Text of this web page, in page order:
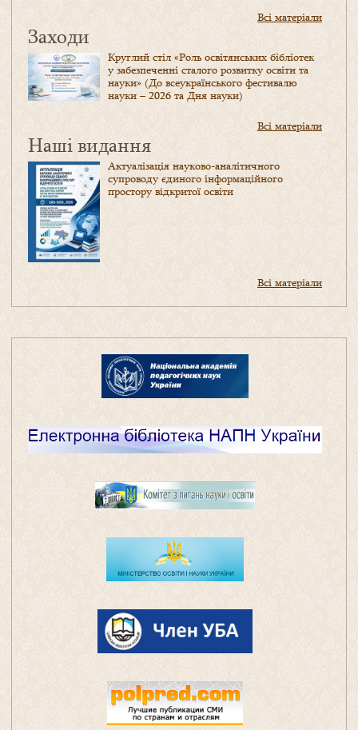
Всі матеріали
Заходи
Круглий стіл «Роль освітянських бібліотек
у забезпеченні сталого розвитку освіти та
науки» (До всеукраїнського фестивалю
науки – 2026 та Дня науки)
Всі матеріали
Наші видання
Актуалізація науково-аналітичного
супроводу єдиного інформаційного
простору відкритої освіти
Всі матеріали